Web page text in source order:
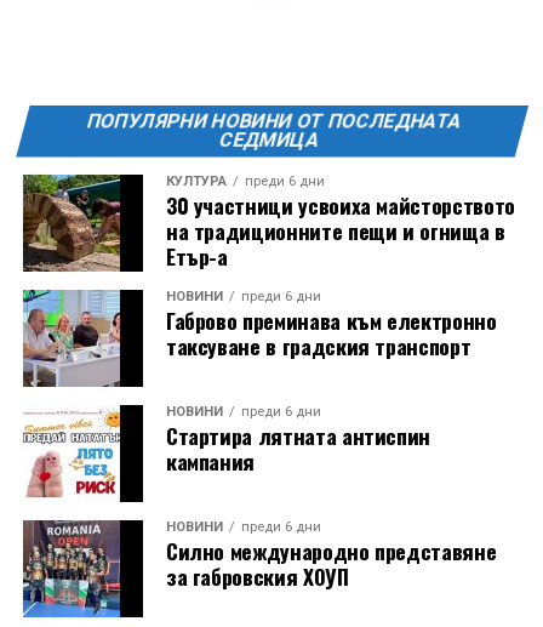
ПОПУЛЯРНИ НОВИНИ ОТ ПОСЛЕДНАТА
СЕДМИЦА
КУЛТУРА преди 6 дни
30 участници усвоиха майсторството
на традиционните пещи и огнища в
Етър-а
НОВИНИ преди 6 дни
Габрово преминава към електронно
таксуване в градския транспорт
НОВИНИ преди 6 дни
Стартира лятната антиспин
кампания
НОВИНИ преди 6 дни
Силно международно представяне
за габровския ХОУП